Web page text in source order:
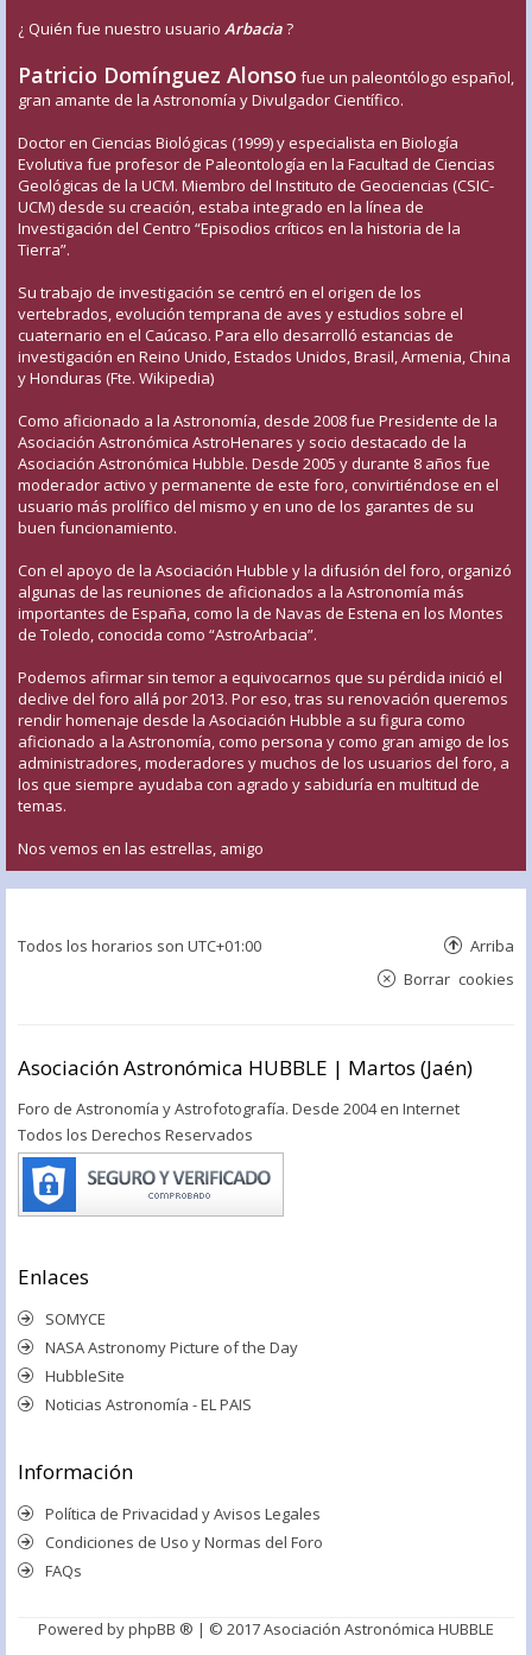
¿ Quién fue nuestro usuario Arbacia?
Patricio Domínguez Alonso fue un paleontólogo español,
gran amante de la Astronomía y Divulgador Científico.
Doctor en Ciencias Biológicas (1999) y especialista en Biología
Evolutiva fue profesor de Paleontología en la Facultad de Ciencias
Geológicas de la UCM. Miembro del Instituto de Geociencias (CSIC-
UCM) desde su creación, estaba integrado en la línea de
Investigación del Centro “Episodios críticos en la historia de la
Tierra”.
Su trabajo de investigación se centró en el origen de los
vertebrados, evolución temprana de aves y estudios sobre el
cuaternario en el Caúcaso. Para ello desarrolló estancias de
investigación en Reino Unido, Estados Unidos, Brasil, Armenia, China
y Honduras (Fte. Wikipedia)
Como aficionado a la Astronomía, desde 2008 fue Presidente de la
Asociación Astronómica AstroHenares y socio destacado de la
Asociación Astronómica Hubble. Desde 2005 y durante 8 años fue
moderador activo y permanente de este foro, convirtiéndose en el
usuario más prolífico del mismo y en uno de los garantes de su
buen funcionamiento.
Con el apoyo de la Asociación Hubble y la difusión del foro, organizó
algunas de las reuniones de aficionados a la Astronomía más
importantes de España, como la de Navas de Estena en los Montes
de Toledo, conocida como “AstroArbacia”.
Podemos afirmar sin temor a equivocarnos que su pérdida inició el
declive del foro allá por 2013. Por eso, tras su renovación queremos
rendir homenaje desde la Asociación Hubble a su figura como
aficionado a la Astronomía, como persona y como gran amigo de los
administradores, moderadores y muchos de los usuarios del foro, a
los que siempre ayudaba con agrado y sabiduría en multitud de
temas.
Nos vemos en las estrellas, amigo
Todos los horarios son UTC+01:00 Arriba
Borrar cookies
Asociación Astronómica HUBBLE | Martos (Jaén)
Foro de Astronomía y Astrofotografía. Desde 2004 en Internet
Todos los Derechos Reservados
Enlaces
SOMYCE
NASA Astronomy Picture of the Day
HubbleSite
Noticias Astronomía - EL PAIS
Información
Política de Privacidad y Avisos Legales
Condiciones de Uso y Normas del Foro
FAQs
Powered byphpBB ® | © 2017 Asociación Astronómica HUBBLE